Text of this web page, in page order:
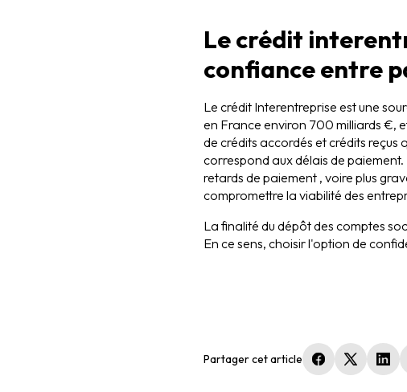
Le crédit
confiance entre
Le crédit Interentreprise est une
en France environ 700 milliards €,
de crédits accordés et crédits reçus
correspond aux délais de
retards de paiement , voire plus
compromettre la viabilité des
La finalité du dépôt des comptes
En ce sens, choisir l'option de
Partager cet article (nouvelle(nouvelle